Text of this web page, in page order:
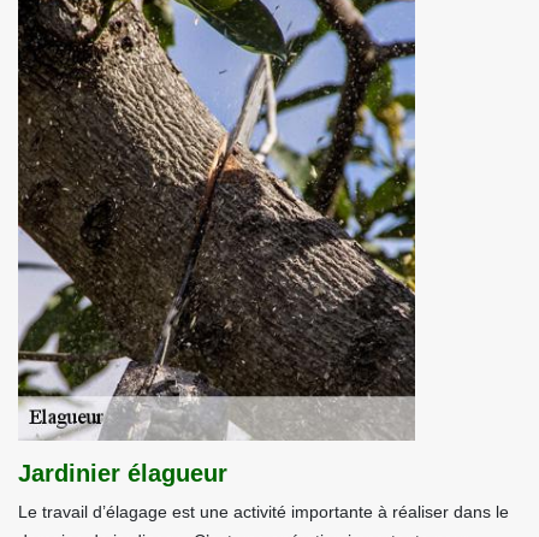
Jardinier élagueur
Le travail d’élagage est une activité importante à réaliser dans le